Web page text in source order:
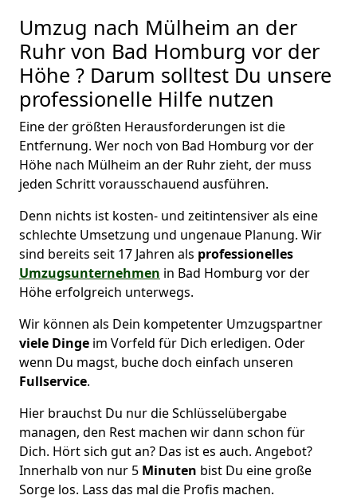
Umzug nach Mülheim an der
Ruhr von Bad Homburg vor der
Höhe ? Darum solltest Du unsere
professionelle Hilfe nutzen
Eine der größten Herausforderungen ist die
Entfernung. Wer noch von Bad Homburg vor der
Höhe nach Mülheim an der Ruhr zieht, der muss
jeden Schritt vorausschauend ausführen.
Denn nichts ist kosten- und zeitintensiver als eine
schlechte Umsetzung und ungenaue Planung. Wir
sind bereits seit 17 Jahren als professionelles
Umzugsunternehmen in Bad Homburg vor der
Höhe erfolgreich unterwegs.
Wir können als Dein kompetenter Umzugspartner
viele Dinge im Vorfeld für Dich erledigen. Oder
wenn Du magst, buche doch einfach unseren
Fullservice.
Hier brauchst Du nur die Schlüsselübergabe
managen, den Rest machen wir dann schon für
Dich. Hört sich gut an? Das ist es auch. Angebot?
Innerhalb von nur 5 Minuten bist Du eine große
Sorge los. Lass das mal die Profis machen.